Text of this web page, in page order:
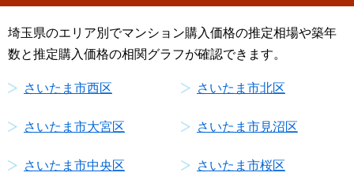
埼玉県のエリア別でマンション購入価格の推定相場や築年
数と推定購入価格の相関グラフが確認できます。
さいたま市西区 さいたま市北区
さいたま市大宮区 さいたま市見沼区
さいたま市中央区 さいたま市桜区